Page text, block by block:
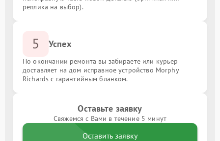
реплика на выбор).
5 Успех
По окончании ремонта вы забираете или курьер
доставляет на дом исправное устройство Morphy
Richards с гарантийным бланком.
Оставьте заявку
Свяжемся с Вами в течение 5 минут
Оставить заявку